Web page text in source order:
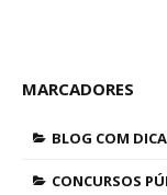
MARCADORES
BLOG COM
CONCURSOS